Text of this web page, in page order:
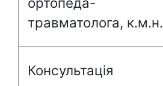
травматолога, к.м.н.
Консультація